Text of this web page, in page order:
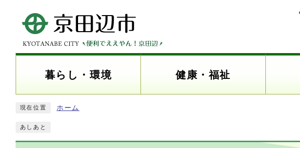
暮らし・環境 健康・福祉
現在位置 ホーム
あしあと